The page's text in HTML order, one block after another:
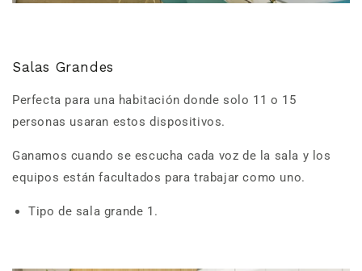
Salas Grandes
Perfecta para una habitación donde solo 11 o 15
personas usaran estos dispositivos.
Ganamos cuando se escucha cada voz de la sala y los
equipos están facultados para trabajar como uno.
Tipo de sala grande 1.